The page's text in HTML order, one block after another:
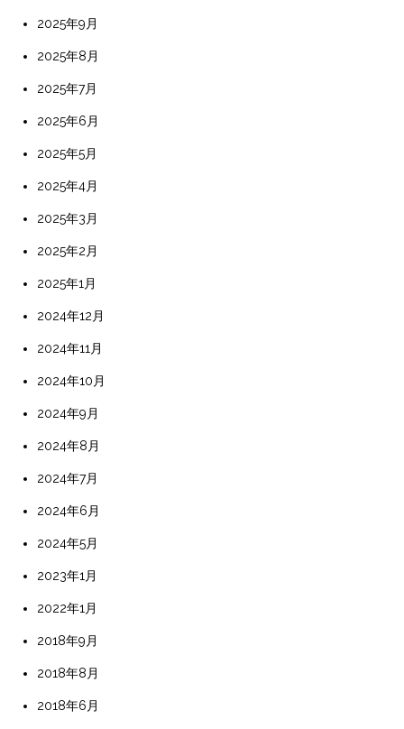
2025年9月
2025年8月
2025年7月
2025年6月
2025年5月
2025年4月
2025年3月
2025年2月
2025年1月
2024年12月
2024年11月
2024年10月
2024年9月
2024年8月
2024年7月
2024年6月
2024年5月
2023年1月
2022年1月
2018年9月
2018年8月
2018年6月